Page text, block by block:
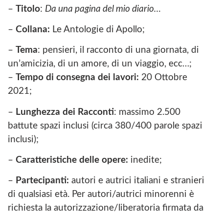
– Titolo: Da una pagina del mio diario…
– Collana: Le Antologie di Apollo;
– Tema: pensieri, il racconto di una giornata, di
un’amicizia, di un amore, di un viaggio, ecc…;
–
Tempo di consegna dei lavori: 20 Ottobre
2021;
– Lunghezza dei Racconti: massimo 2.500
battute spazi inclusi (circa 380/400 parole spazi
inclusi);
– Caratteristiche delle opere: inedite;
– Partecipanti: autori e autrici italiani e stranieri
di qualsiasi età. Per autori/autrici minorenni è
richiesta la autorizzazione/liberatoria firmata da